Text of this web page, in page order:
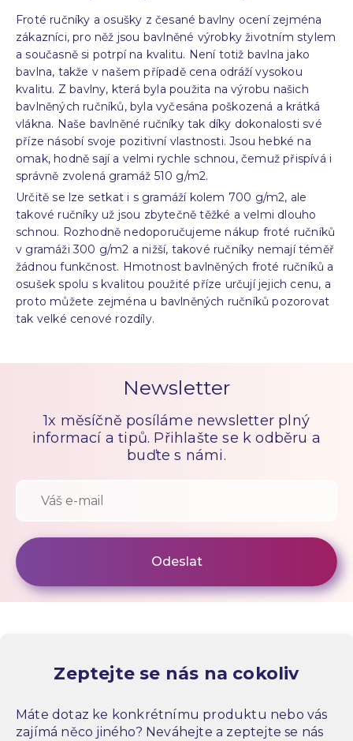
Froté ručníky a osušky z česané bavlny ocení zejména
zákazníci, pro něž jsou bavlněné výrobky životním stylem
a současně si potrpí na kvalitu. Není totiž bavlna jako
bavlna, takže v našem případě cena odráží vysokou
kvalitu. Z bavlny, která byla použita na výrobu našich
bavlněných ručníků, byla vyčesána poškozená a krátká
vlákna. Naše bavlněné ručníky tak díky dokonalosti své
příze násobí svoje pozitivní vlastnosti. Jsou hebké na
omak, hodně sají a velmi rychle schnou, čemuž přispívá i
správně zvolená gramáž 510 g/m2.
Určitě se lze setkat i s gramáží kolem 700 g/m2, ale
takové ručníky už jsou zbytečně těžké a velmi dlouho
schnou. Rozhodně nedoporučujeme nákup froté ručníků
v gramáži 300 g/m2 a nižší, takové ručníky nemají téměř
žádnou funkčnost. Hmotnost bavlněných froté ručníků a
osušek spolu s kvalitou použité příze určují jejich cenu, a
proto můžete zejména u bavlněných ručníků pozorovat
tak velké cenové rozdíly.
Newsletter
1x měsíčně posíláme newsletter plný
informací a tipů. Přihlašte se k odběru a
buďte s námi.
Zeptejte se nás na cokoliv
Máte dotaz ke konkrétnímu produktu nebo vás
zajímá něco jiného? Neváhejte a zeptejte se nás